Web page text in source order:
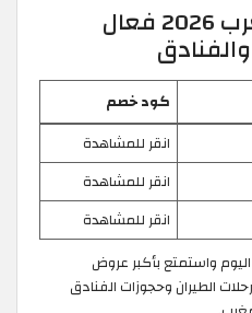
كود خصم Trip المغرب 2026 فعال
كود خصم
انقر للمشاهدة
انقر للمشاهدة
انقر للمشاهدة
انقر لتفعيل أقوى كود خصم Trip اليوم واستمتع بأكبر عروض
حتى 50% على رحلات الطيران وحجوزات الفنادق